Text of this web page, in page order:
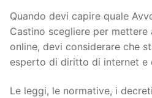
Quando devi capire quale
Castino scegliere per
online, devi considerare che
esperto di diritto di internet e
Le leggi, le normative, i